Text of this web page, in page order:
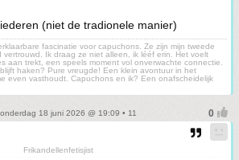
(niet de tradionele manier)
fascinatie voor capuchons. Ze zijn mijn tweede
Ik draag ze niet alleen, ik lééf erin. Het voelt
aan trekt, een speels moment vol onverwachte connectie.
haken? Pure vreugde! Een klein avontuur in het
even vasthoudt. Capuchons en ik? Een onafscheidelijk
18 juni 2026 @ 19:09 • 11
Frikandellenfetisjist